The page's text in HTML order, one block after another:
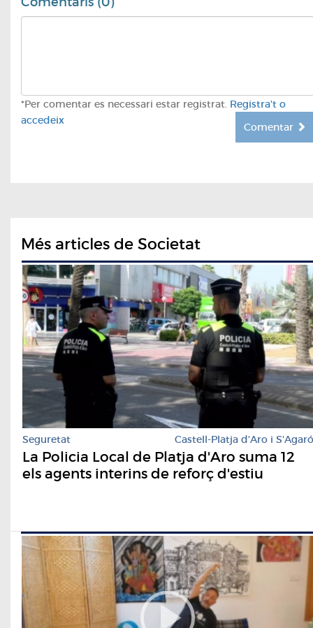
*Per comentar es necessari estar registrat. Registra't o
accedeix
Comentar
Més articles de Societat
Seguretat Castell-Platja d'Aro i S'Agaró
La Policia Local de Platja d'Aro suma 12
els agents interins de reforç d'estiu